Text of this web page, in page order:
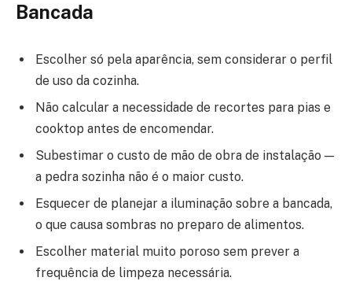
Bancada
Escolher só pela aparência, sem considerar o perfil
de uso da cozinha.
Não calcular a necessidade de recortes para pias e
cooktop antes de encomendar.
Subestimar o custo de mão de obra de instalação —
a pedra sozinha não é o maior custo.
Esquecer de planejar a iluminação sobre a bancada,
o que causa sombras no preparo de alimentos.
Escolher material muito poroso sem prever a
frequência de limpeza necessária.